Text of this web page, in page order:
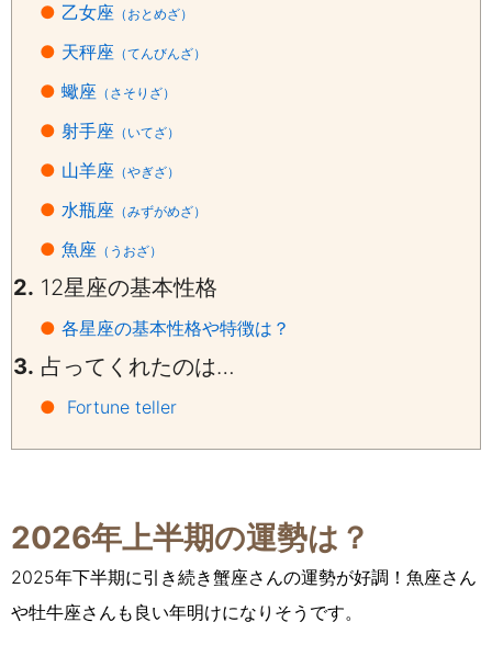
● 乙女座 （おとめざ）
● 天秤座 （てんびんざ）
● 蠍座 （さそりざ）
● 射手座 （いてざ）
● 山羊座 （やぎざ）
● 水瓶座 （みずがめざ）
● 魚座 （うおざ）
2. 12星座の基本性格
● 各星座の基本性格や特徴は？
3. 占ってくれたのは…
● Fortune teller
2026年上半期の運勢は？
2025年下半期に引き続き蟹座さんの運勢が好調！魚座さん
や牡牛座さんも良い年明けになりそうです。